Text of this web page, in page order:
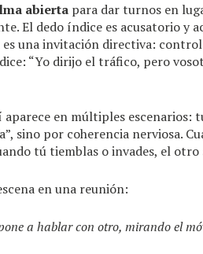
abierta para dar turnos en
El dedo índice es acusatorio y
es una invitación directiva:
“Yo dirijo el tráfico, pero
en múltiples escenarios:
sino por coherencia nerviosa.
tú tiemblas o invades, el otro
en una reunión:
a hablar con otro, mirando el